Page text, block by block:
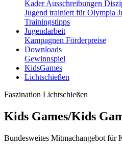
KaderAusschreibungen
Jugend trainiert für Olympia
Trainingstipps
Jugendarbeit
Kampagnen Förderpreise
Downloads
Gewinnspiel
KidsGames
Lichtschießen
Faszination Lichtschießen
Kids Games/Kids
Bundesweites Mitmachangebot für